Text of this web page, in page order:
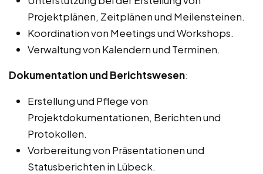
Projektplänen, Zeitplänen und Meilensteinen.
Koordination von Meetings und Workshops.
Verwaltung von Kalendern und Terminen.
Dokumentation und Berichtswesen:
Erstellung und Pflege von
Projektdokumentationen, Berichten und
Protokollen.
Vorbereitung von Präsentationen und
Statusberichten in Lübeck.